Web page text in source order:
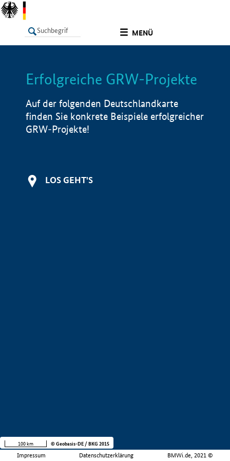
MENÜ
LISTE Info
Erfolgreiche GRW-Projekte
Auf der folgenden Deutschlandkarte
finden Sie konkrete Beispiele erfolgreicher
GRW-Projekte!
LOS GEHT'S
Impressum Datenschutzerklärung BMWi.de, 2021 ©
100 km © Geobasis-DE / BKG 2015